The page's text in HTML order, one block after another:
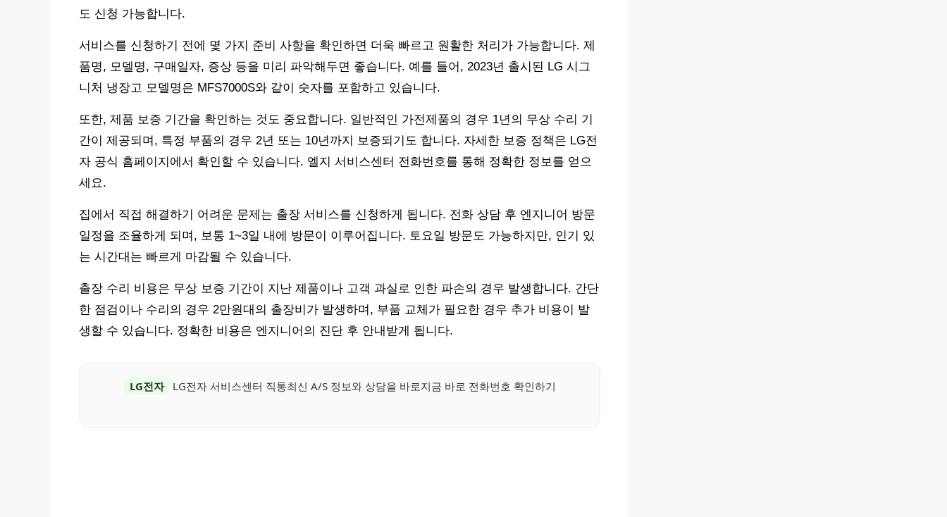
도 신청 가능합니다.
서비스를 신청하기 전에 몇 가지 준비 사항을 확인하면 더욱 빠르고 원활한 처리가 가능합니다. 제
품명, 모델명, 구매일자, 증상 등을 미리 파악해두면 좋습니다. 예를 들어, 2023년 출시된 LG 시그
니처 냉장고 모델명은 MFS7000S와 같이 숫자를 포함하고 있습니다.
또한, 제품 보증 기간을 확인하는 것도 중요합니다. 일반적인 가전제품의 경우 1년의 무상 수리 기
간이 제공되며, 특정 부품의 경우 2년 또는 10년까지 보증되기도 합니다. 자세한 보증 정책은 LG전
자 공식 홈페이지에서 확인할 수 있습니다. 엘지 서비스센터 전화번호를 통해 정확한 정보를 얻으
세요.
집에서 직접 해결하기 어려운 문제는 출장 서비스를 신청하게 됩니다. 전화 상담 후 엔지니어 방문
일정을 조율하게 되며, 보통 1~3일 내에 방문이 이루어집니다. 토요일 방문도 가능하지만, 인기 있
는 시간대는 빠르게 마감될 수 있습니다.
출장 수리 비용은 무상 보증 기간이 지난 제품이나 고객 과실로 인한 파손의 경우 발생합니다. 간단
한 점검이나 수리의 경우 2만원대의 출장비가 발생하며, 부품 교체가 필요한 경우 추가 비용이 발
생할 수 있습니다. 정확한 비용은 엔지니어의 진단 후 안내받게 됩니다.
LG전자 LG전자 서비스센터 직통최신 A/S 정보와 상담을 바로지금 바로 전화번호 확인하기